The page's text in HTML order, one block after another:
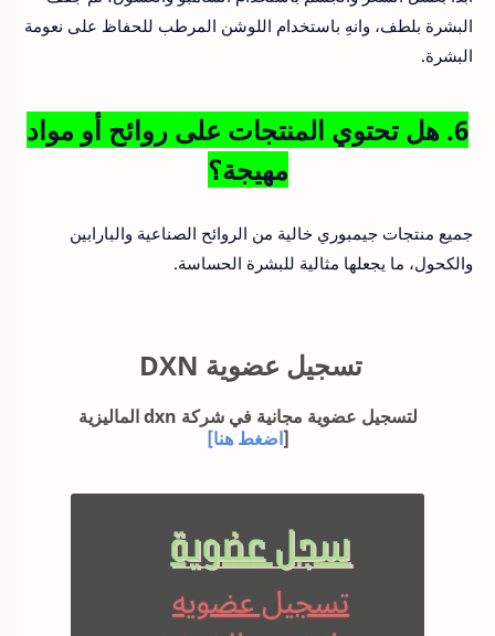
البشرة بلطف، وانهِ باستخدام اللوشن المرطب للحفاظ على نعومة
البشرة.
6. هل تحتوي المنتجات على روائح أو مواد
مهيجة؟
جميع منتجات جيمبوري خالية من الروائح الصناعية والبارابين
والكحول، ما يجعلها مثالية للبشرة الحساسة.
تسجيل عضوية DXN
لتسجيل عضوية مجانية في شركة dxn الماليزية
[اضغط هنا]